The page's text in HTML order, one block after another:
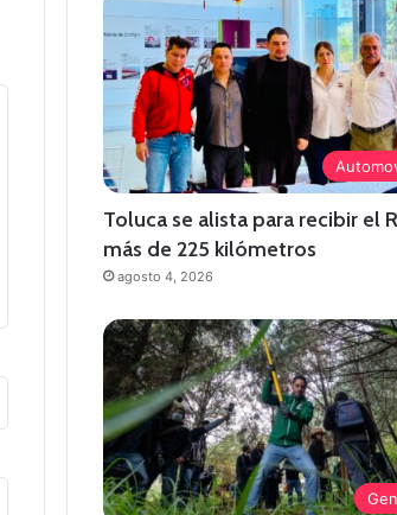
Toluca se alista para recibir el
más de 225 kilómetros
agosto 4, 2026